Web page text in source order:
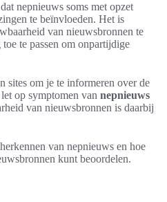
nepnieuws soms met opzet
te beïnvloeden. Het is
van nieuwsbronnen te
te passen om onpartijdige
sites om je te informeren over de
op symptomen van nepnieuws
van nieuwsbronnen is daarbij
van nepnieuws en hoe
kunt beoordelen.